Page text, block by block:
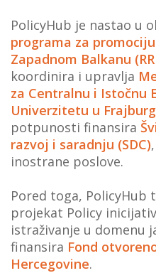
PolicyHub je nastao u
programa za
Zapadnom Balkanu
koordinira i upravlja
za Centralnu i Istočnu
Univerzitetu u
potpunosti finansira
razvoj i saradnju (SDC)
inostrane poslove.
Pored toga, PolicyHub
projekat Policy
istraživanje u domenu
finansira Fond
Hercegovine.